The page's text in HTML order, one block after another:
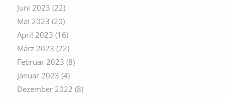
Juni 2023 (22)
Mai 2023 (20)
April 2023 (16)
März 2023 (22)
Februar 2023 (8)
Januar 2023 (4)
Dezember 2022 (8)